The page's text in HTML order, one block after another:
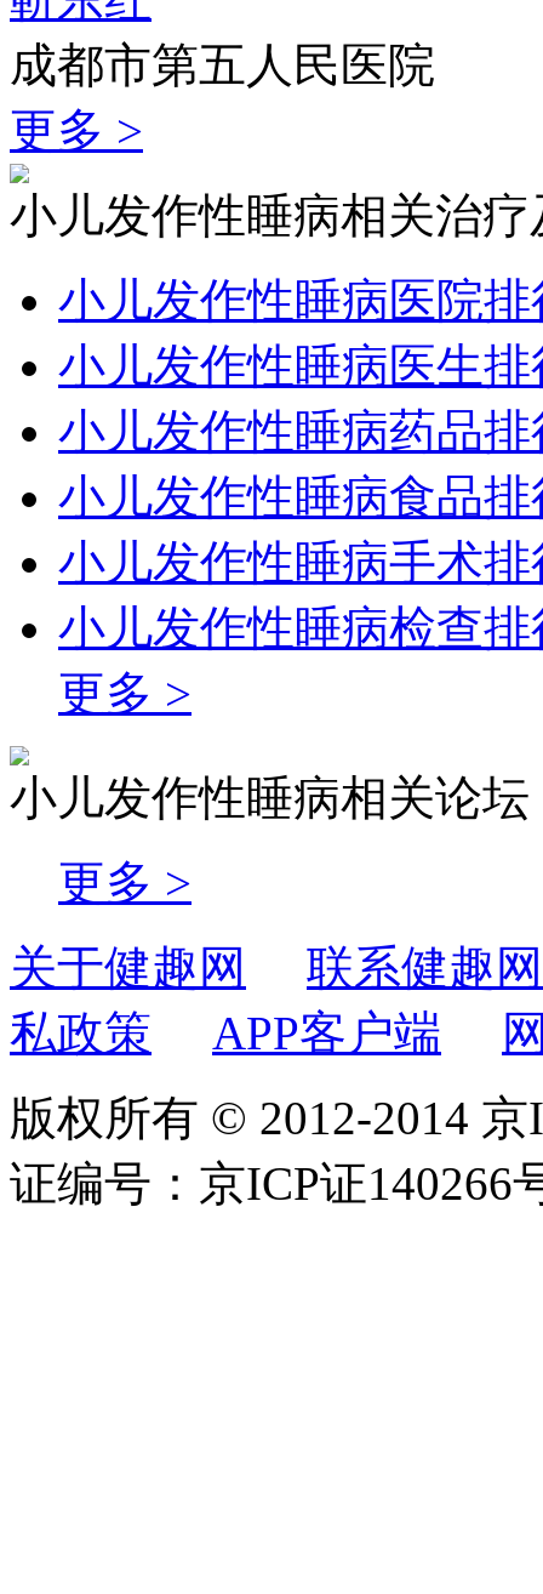
成都市第五人民医院
更多 >
小儿发作性睡病相关治
小儿发作性睡病医院排
小儿发作性睡病医生排
小儿发作性睡病药品排
小儿发作性睡病食品排
小儿发作性睡病手术排
小儿发作性睡病检查排
更多 >
小儿发作性睡病相关论坛
更多 >
关于健趣网
联系健趣网
私政策
APP客户端
版权所有 © 2012-2014
证编号：京ICP证140266